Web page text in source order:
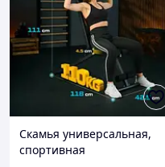
Скамья универсальная,
спортивная